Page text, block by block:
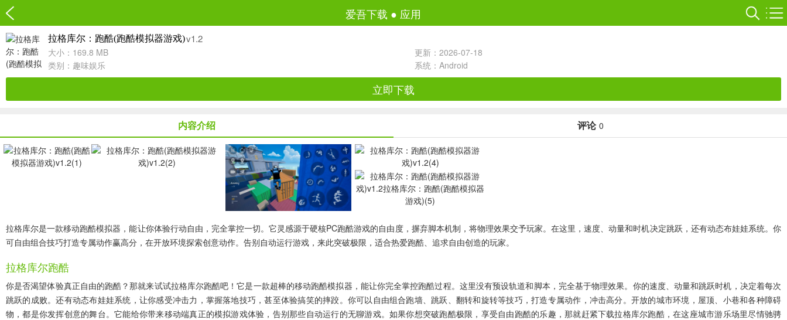
爱吾下载 ● 应用
拉格库尔：跑酷(跑酷模拟器游戏)v1.2
大小：169.8 MB
更新：2026-07-18
类别： 趣味娱乐 系统：Android
立即下载
内容介绍 评论 0
拉格库尔是一款移动跑酷模拟器，能让你体验行动自由，完全掌控一切。它灵感源于硬核PC跑酷游戏的自由度，摒弃脚本机制，将物理效果交予玩家。在这里，速度、动量和时机决定跳跃，还有动态布娃娃系统。你
可自由组合技巧打造专属动作赢高分，在开放环境探索创意动作。告别自动运行游戏，来此突破极限，适合热爱跑酷、追求自由创造的玩家。
拉格库尔跑酷
你是否渴望体验真正自由的跑酷？那就来试试拉格库尔跑酷吧！它是一款超棒的移动跑酷模拟器，能让你完全掌控跑酷过程。这里没有预设轨道和脚本，完全基于物理效果。你的速度、动量和跳跃时机，决定着每次
跳跃的成败。还有动态布娃娃系统，让你感受冲击力，掌握落地技巧，甚至体验搞笑的摔跤。你可以自由组合跑墙、跳跃、翻转和旋转等技巧，打造专属动作，冲击高分。开放的城市环境，屋顶、小巷和各种障碍
物，都是你发挥创意的舞台。它能给你带来移动端真正的模拟游戏体验，告别那些自动运行的无聊游戏。如果你想突破跑酷极限，享受自由跑酷的乐趣，那就赶紧下载拉格库尔跑酷，在这座城市游乐场里尽情驰骋